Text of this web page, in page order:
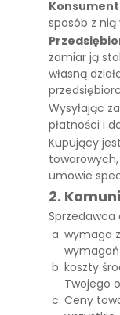
sposób z nią
zamiar ją
własną
Wysyłając
płatności i
Kupujący
umowie
2.
wymaga
wymagań
koszty
Twojego
Ceny